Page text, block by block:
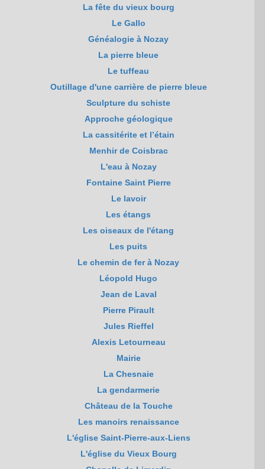
La fête du vieux bourg
Le Gallo
Généalogie à Nozay
La pierre bleue
Le tuffeau
Outillage d'une carrière de pierre bleue
Sculpture du schiste
Approche géologique
La cassitérite et l’étain
Menhir de Coisbrac
L'eau à Nozay
Fontaine Saint Pierre
Le lavoir
Les étangs
Les oiseaux de l'étang
Les puits
Le chemin de fer à Nozay
Léopold Hugo
Jean de Laval
Pierre Pirault
Jules Rieffel
Alexis Letourneau
Mairie
La Chesnaie
La gendarmerie
Château de la Touche
Les manoirs renaissance
L'église Saint-Pierre-aux-Liens
L'église du Vieux Bourg